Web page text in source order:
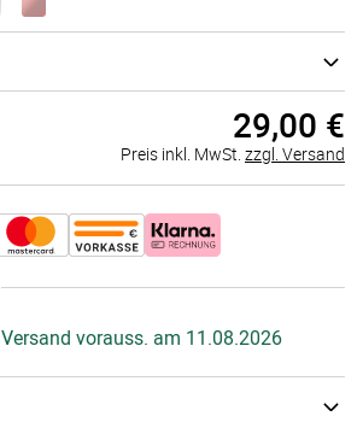
29,00 €
Preis inkl. MwSt. zzgl. Versand
Versand vorauss. am 11.08.2026